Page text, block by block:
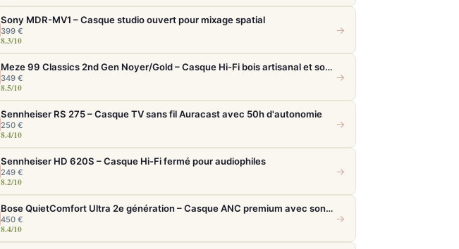
Sony MDR-MV1 – Casque studio ouvert pour mixage spatial
399 €
8.3/10
→
Meze 99 Classics 2nd Gen Noyer/Gold – Casque Hi-Fi bois artisanal et son balancé
349 €
8.5/10
→
Sennheiser RS 275 – Casque TV sans fil Auracast avec 50h d'autonomie
250 €
8.4/10
→
Sennheiser HD 620S – Casque Hi-Fi fermé pour audiophiles
249 €
8.2/10
→
Bose QuietComfort Ultra 2e génération – Casque ANC premium avec son immersif spatial et 30h d'autonomie
450 €
8.4/10
→